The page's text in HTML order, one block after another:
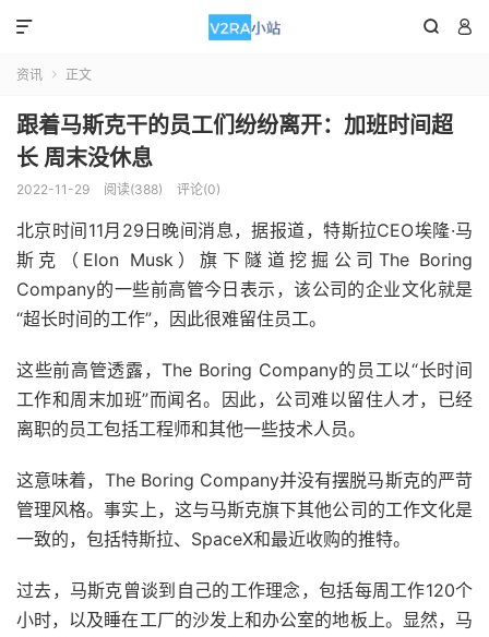
 

资讯  正文
跟着马斯克干的员工们纷纷离开：加班时间超
长 周末没休息
2022-11-29 阅读(388) 评论(0)
北京时间11月29日晚间消息，据报道，特斯拉CEO埃隆·马
斯克（Elon Musk）旗下隧道挖掘公司The Boring
Company的一些前高管今日表示，该公司的企业文化就是
“超长时间的工作”，因此很难留住员工。
这些前高管透露，The Boring Company的员工以“长时间
工作和周末加班”而闻名。因此，公司难以留住人才，已经
离职的员工包括工程师和其他一些技术人员。
这意味着，The Boring Company并没有摆脱马斯克的严苛
管理风格。事实上，这与马斯克旗下其他公司的工作文化是
一致的，包括特斯拉、SpaceX和最近收购的推特。
过去，马斯克曾谈到自己的工作理念，包括每周工作120个
小时，以及睡在工厂的沙发上和办公室的地板上。显然，马